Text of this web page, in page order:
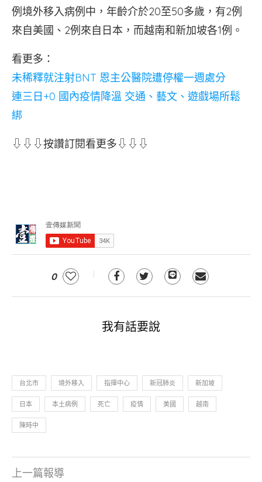
例境外移入病例中，年齡介於20至50多歲，有2例
來自美國、2例來自日本，而越南和新加坡各1例。
看更多：
未稀釋就注射BNT 恩主公醫院遭停權一週處分
連三日+0 國內疫情降溫 交通、藝文、遊戲場所鬆
綁
⇩⇩⇩按讚訂閱看更多⇩⇩⇩
0
我有話要說
台北市 境外移入 指揮中心 新冠肺炎 新加坡
日本 本土病例 死亡 疫情 美國 越南
陳時中
上一篇報導